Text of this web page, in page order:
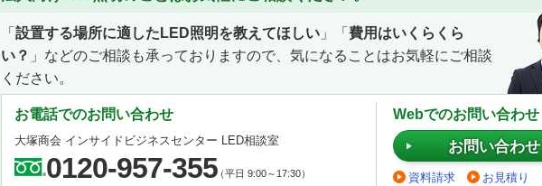
「 設置する場所に適したLED照明を教えてほしい 」「 費用はいくらくら
い？ 」などのご相談も承っておりますので、気になることはお気軽にご相談
ください。
お電話でのお問い合わせ
大塚商会 インサイドビジネスセンター LED相談室
0120-957-355（平日 9:00～17:30）
Webでのお問い合わせ
お問い合わせ
資料請求 お見積り